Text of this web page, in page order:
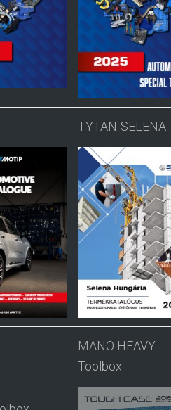
TYTAN-SELENA
MANO HEAVY
Toolbox